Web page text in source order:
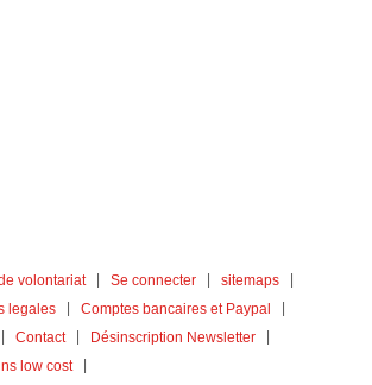
volontariat Se connecter
sitemaps
legales
Comptes bancaires et Paypal
Contact
Désinscription Newsletter
low cost